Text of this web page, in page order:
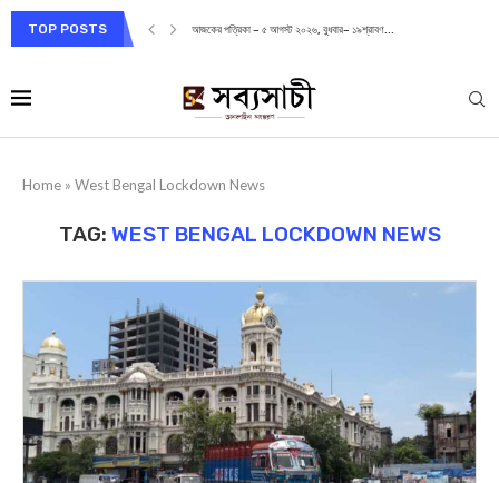
TOP POSTS আজকের পত্রিকা – ৫ আগস্ট ২০২৬, বুধবার– ১৯শ্রাবণ...
Home » West Bengal Lockdown News
TAG: WEST BENGAL LOCKDOWN NEWS